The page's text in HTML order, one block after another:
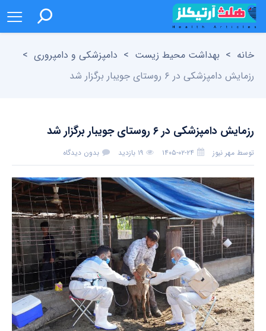
خانه > بهداشت محیط زیست > دامپزشکی و دامپروری >
رزمایش دامپزشکی در ۶ روستای جویبار برگزار شد
رزمایش دامپزشکی در ۶ روستای جویبار برگزار شد
توسط مهر نیوز ۱۴۰۵-۰۲-۲۴ ۱۹ بازدید بدون دیدگاه